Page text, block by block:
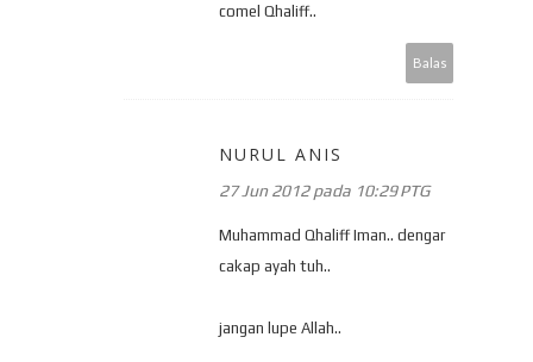
comel Qhaliff..
Balas
NURUL ANIS
27 Jun 2012 pada 10:29 PTG
Muhammad Qhaliff Iman.. dengar
cakap ayah tuh..
jangan lupe Allah..